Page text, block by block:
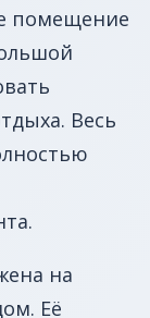
помещение
Весь
на
Её